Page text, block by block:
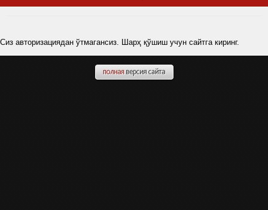
Сиз авторизациядан ўтмагансиз. Шарҳ қўшиш учун сайтга киринг.